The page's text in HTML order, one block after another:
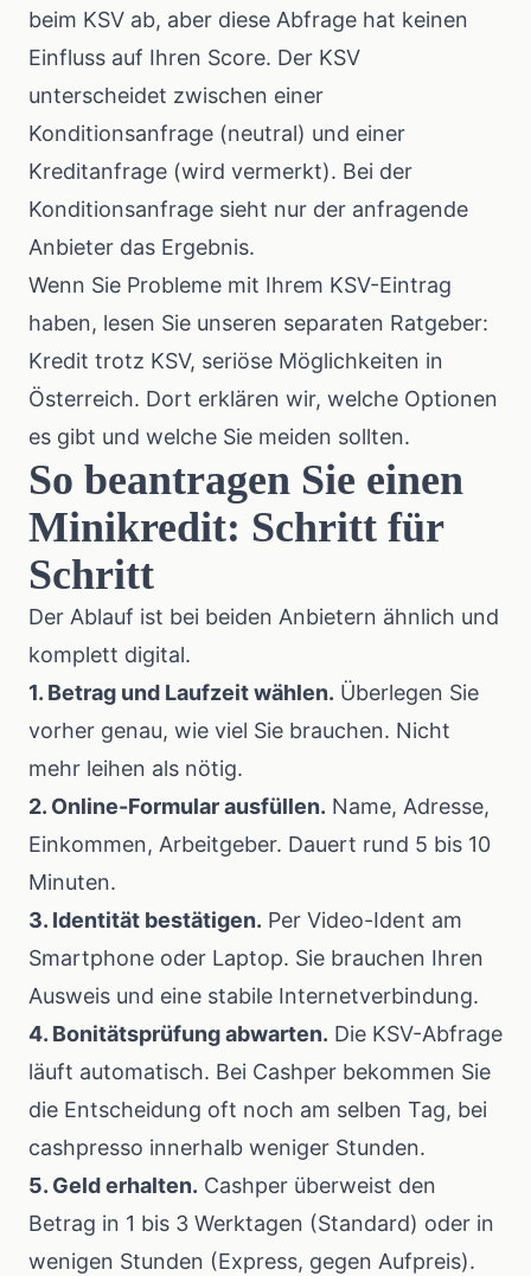
beim KSV ab, aber diese Abfrage hat keinen
Einfluss auf Ihren Score. Der KSV
unterscheidet zwischen einer
Konditionsanfrage (neutral) und einer
Kreditanfrage (wird vermerkt). Bei der
Konditionsanfrage sieht nur der anfragende
Anbieter das Ergebnis.
Wenn Sie Probleme mit Ihrem KSV-Eintrag
haben, lesen Sie unseren separaten Ratgeber:
Kredit trotz KSV, seriöse Möglichkeiten in
Österreich. Dort erklären wir, welche Optionen
es gibt und welche Sie meiden sollten.
So beantragen Sie einen
Minikredit: Schritt für
Schritt
Der Ablauf ist bei beiden Anbietern ähnlich und
komplett digital.
1. Betrag und Laufzeit wählen. Überlegen Sie
vorher genau, wie viel Sie brauchen. Nicht
mehr leihen als nötig.
2. Online-Formular ausfüllen. Name, Adresse,
Einkommen, Arbeitgeber. Dauert rund 5 bis 10
Minuten.
3. Identität bestätigen. Per Video-Ident am
Smartphone oder Laptop. Sie brauchen Ihren
Ausweis und eine stabile Internetverbindung.
4. Bonitätsprüfung abwarten. Die KSV-Abfrage
läuft automatisch. Bei Cashper bekommen Sie
die Entscheidung oft noch am selben Tag, bei
cashpresso innerhalb weniger Stunden.
5. Geld erhalten. Cashper überweist den
Betrag in 1 bis 3 Werktagen (Standard) oder in
wenigen Stunden (Express, gegen Aufpreis).